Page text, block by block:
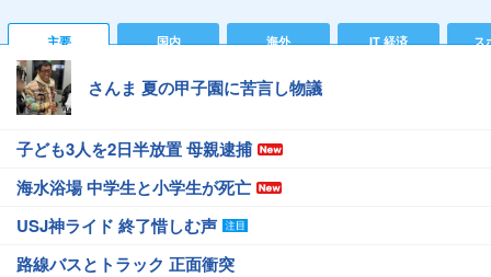
主要 国内 海外 IT 経済 ス
さんま 夏の甲子園に苦言し物議
子ども3人を2日半放置 母親逮捕
海水浴場 中学生と小学生が死亡
USJ神ライド 終了惜しむ声
路線バスとトラック 正面衝突